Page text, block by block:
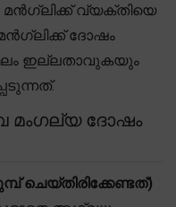
മൻഗ്ലിക്ക് വ്യക്തിയെ
ദോഷം
ഇല്ലതാവുകയും
മംഗല്യ ദോഷം
ചെയ്തിരിക്കേണ്ടത്)